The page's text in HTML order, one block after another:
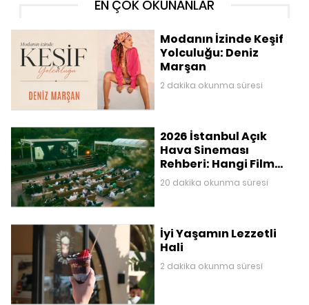
EN ÇOK OKUNANLAR
Modanın İzinde Keşif
Yolculuğu: Deniz
Marşan
2 dakika okunma süresi
2026 İstanbul Açık
Hava Sineması
Rehberi: Hangi Film
Nerede Gösteriliyor?
20 dakika okunma süresi
İyi Yaşamın Lezzetli
Hali
2 dakika okunma süresi